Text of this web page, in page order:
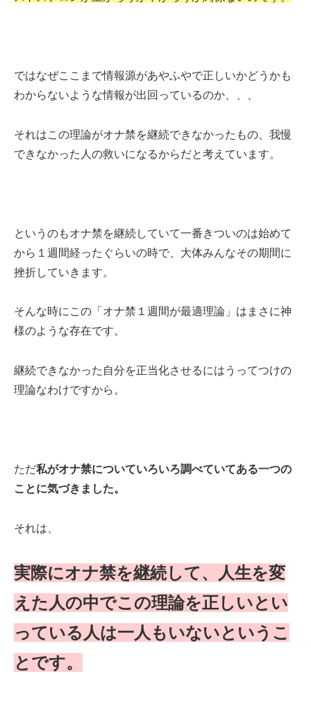
ではなぜここまで情報源があやふやで正しいかどうかも
わからないような情報が出回っているのか、、、
それはこの理論がオナ禁を継続できなかったもの、我慢
できなかった人の救いになるからだと考えています。
というのもオナ禁を継続していて一番きついのは始めて
から１週間経ったぐらいの時で、大体みんなその期間に
挫折していきます。
そんな時にこの「オナ禁１週間が最適理論」はまさに神
様のような存在です。
継続できなかった自分を正当化させるにはうってつけの
理論なわけですから。
ただ私がオナ禁についていろいろ調べていてある一つの
ことに気づきました。
それは、
実際にオナ禁を継続して、人生を変
えた人の中でこの理論を正しいとい
っている人は一人もいないというこ
とです。